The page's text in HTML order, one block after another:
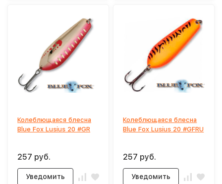
Колеблющаяся блесна
Blue Fox Lusius 20 #GR
257 руб.
Уведомить
Колеблющаяся блесна
Blue Fox Lusius 20 #GFRU
257 руб.
Уведомить